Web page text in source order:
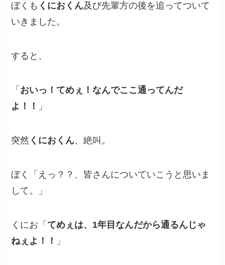
ぼくも くにおくん及び先輩方の後を追ってついて
いきました。
すると、
「 おいっ！てめぇ！なんでここ通ってんだ
よ！！
」
突然 くにおくん、絶叫。
ぼく「えっ？？、皆さんについていこうと思いま
して。」
くにお「てめぇは、1年目なんだから通るんじゃ
ねぇよ！！
」